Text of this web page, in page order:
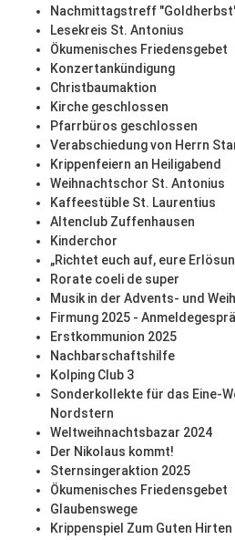
Nachmittagstreff
Lesekreis St. Antonius
Ökumenisches Friedensgebet
Konzertankündigung
Christbaumaktion
Kirche geschlossen
Pfarrbüros geschlossen
Verabschiedung von Herrn
Krippenfeiern an Heiligabend
Weihnachtschor St. Antonius
Kaffeestüble St. Laurentius
Altenclub Zuffenhausen
Kinderchor
„Richtet euch auf, eure
Rorate coeli de super
Musik in der Advents- und
Firmung 2025 -
Erstkommunion 2025
Nachbarschaftshilfe
Kolping Club 3
Sonderkollekte für das Eine-
Nordstern
Weltweihnachtsbazar 2024
Der Nikolaus kommt!
Sternsingeraktion 2025
Ökumenisches Friedensgebet
Glaubenswege
Krippenspiel Zum Guten Hirten